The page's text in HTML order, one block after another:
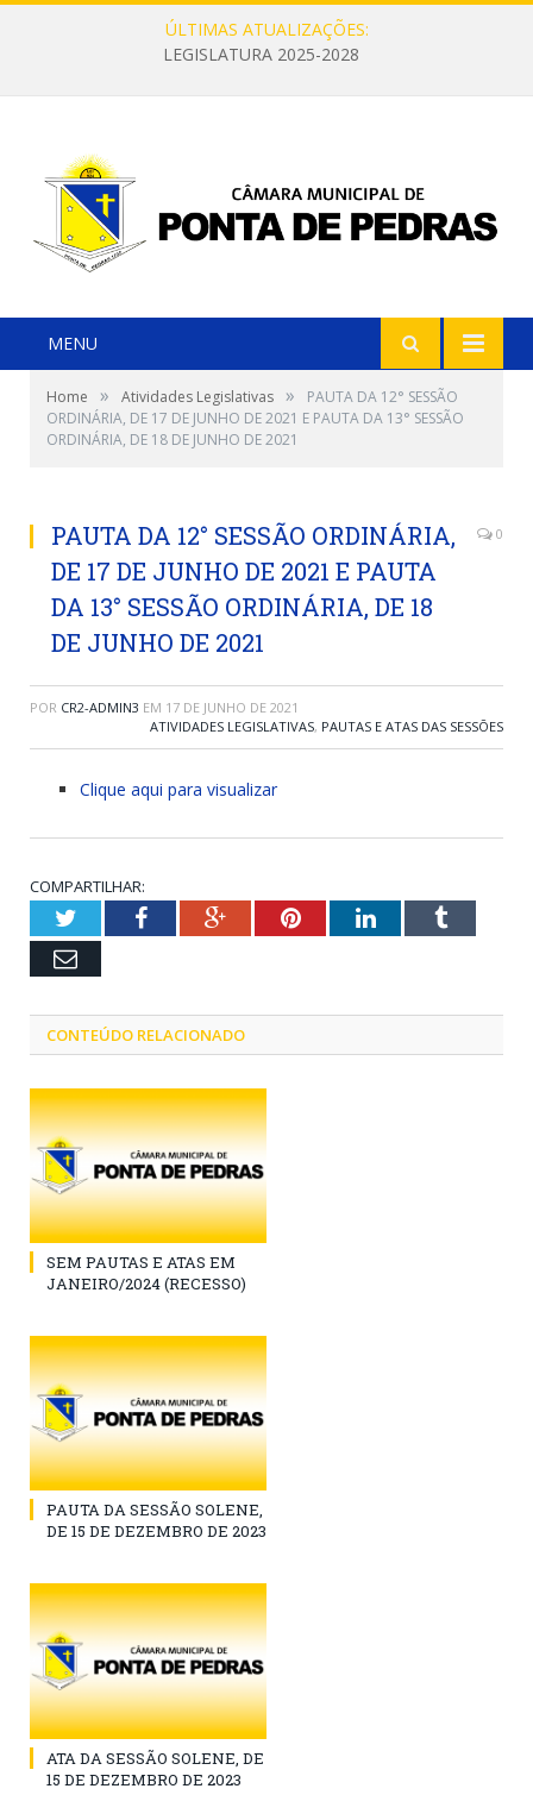
ÚLTIMAS ATUALIZAÇÕES:
LEGISLATURA 2025-2028
MENU
Home » Atividades Legislativas »
PAUTA DA 12° SESSÃO
ORDINÁRIA, DE 17 DE JUNHO DE 2021 E PAUTA DA 13° SESSÃO
ORDINÁRIA, DE 18 DE JUNHO DE 2021
PAUTA DA 12° SESSÃO ORDINÁRIA,
DE 17 DE JUNHO DE 2021 E PAUTA
DA 13° SESSÃO ORDINÁRIA, DE 18
DE JUNHO DE 2021
0
POR CR2-ADMIN3 EM 17 DE JUNHO DE 2021
ATIVIDADES LEGISLATIVAS, PAUTAS E ATAS DAS SESSÕES
Clique aqui para visualizar
COMPARTILHAR:
TwitterFacebookGoogle+PinterestLinkedInTumblr
Email
CONTEÚDO RELACIONADO
SEM PAUTAS E ATAS EM
JANEIRO/2024 (RECESSO)
PAUTA DA SESSÃO SOLENE,
DE 15 DE DEZEMBRO DE 2023
ATA DA SESSÃO SOLENE, DE
15 DE DEZEMBRO DE 2023